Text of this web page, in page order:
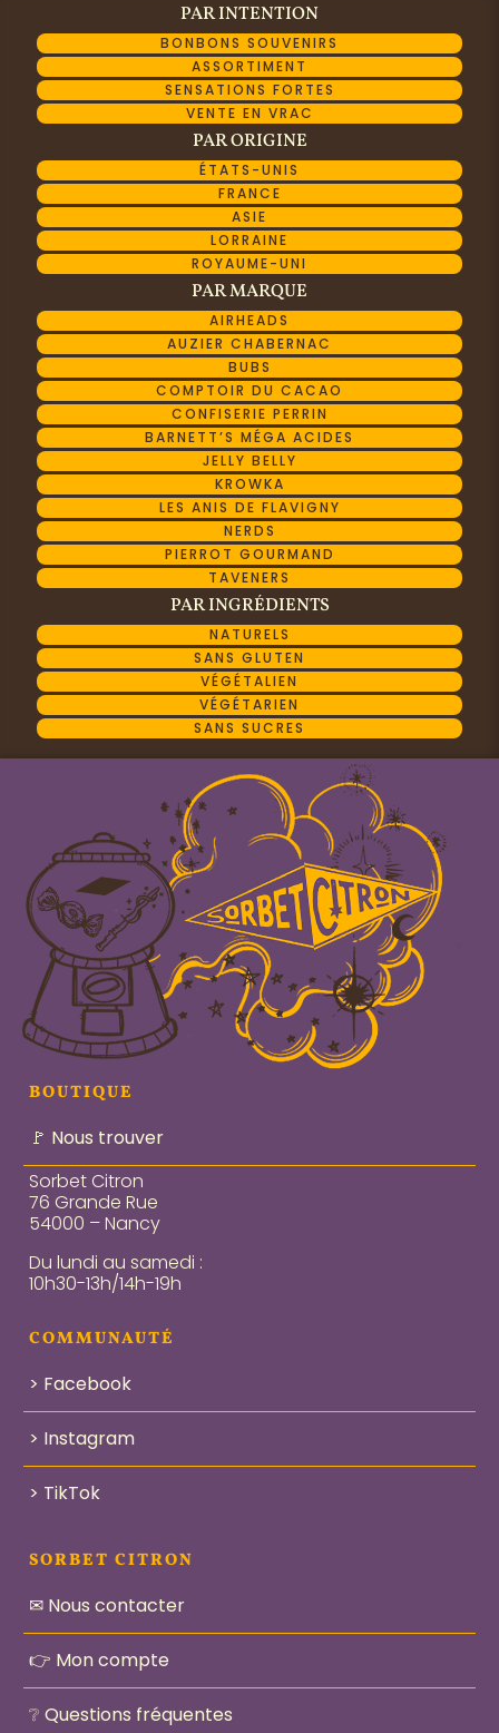
PAR INTENTION
BONBONS SOUVENIRS
ASSORTIMENT
SENSATIONS FORTES
VENTE EN VRAC
PAR ORIGINE
ÉTATS-UNIS
FRANCE
ASIE
LORRAINE
ROYAUME-UNI
PAR MARQUE
AIRHEADS
AUZIER CHABERNAC
BUBS
COMPTOIR DU CACAO
CONFISERIE PERRIN
BARNETT’S MÉGA ACIDES
JELLY BELLY
KROWKA
LES ANIS DE FLAVIGNY
NERDS
PIERROT GOURMAND
TAVENERS
PAR INGRÉDIENTS
NATURELS
SANS GLUTEN
VÉGÉTALIEN
VÉGÉTARIEN
SANS SUCRES
BOUTIQUE
🚩 Nous trouver
Sorbet Citron
76 Grande Rue
54000 – Nancy
Du lundi au samedi :
10h30-13h/14h-19h
COMMUNAUTÉ
> Facebook
> Instagram
> TikTok
SORBET CITRON
✉ Nous contacter
👉 Mon compte
❔ Questions fréquentes